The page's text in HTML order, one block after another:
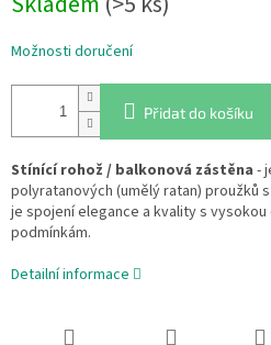
Možnosti doručení
Přidat do košíku
Stínící rohož / balkonová zástěna -
polyratanových (umělý ratan) proužků s
je spojení elegance a kvality s
podmínkám.
Detailní informace